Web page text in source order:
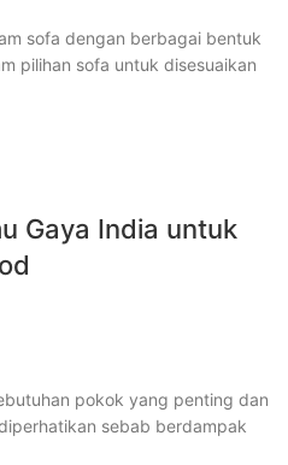
sofa dengan berbagai bentuk
pilihan sofa untuk disesuaikan
Gaya India untuk
pokok yang penting dan
sebab berdampak